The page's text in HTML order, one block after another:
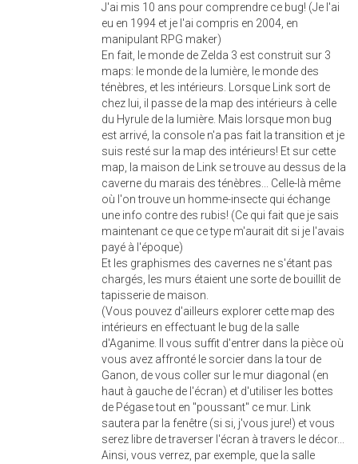
J'ai mis 10 ans pour comprendre ce bug! (Je l'ai
eu en 1994 et je l'ai compris en 2004, en
manipulant RPG maker)
En fait, le monde de Zelda 3 est construit sur 3
maps: le monde de la lumière, le monde des
ténèbres, et les intérieurs. Lorsque Link sort de
chez lui, il passe de la map des intérieurs à celle
du Hyrule de la lumière. Mais lorsque mon bug
est arrivé, la console n'a pas fait la transition et je
suis resté sur la map des intérieurs! Et sur cette
map, la maison de Link se trouve au dessus de la
caverne du marais des ténèbres... Celle-là même
où l'on trouve un homme-insecte qui échange
une info contre des rubis! (Ce qui fait que je sais
maintenant ce que ce type m'aurait dit si je l'avais
payé à l'époque)
Et les graphismes des cavernes ne s'étant pas
chargés, les murs étaient une sorte de bouillit de
tapisserie de maison.
(Vous pouvez d'ailleurs explorer cette map des
intérieurs en effectuant le bug de la salle
d'Aganime. Il vous suffit d'entrer dans la pièce où
vous avez affronté le sorcier dans la tour de
Ganon, de vous coller sur le mur diagonal (en
haut à gauche de l'écran) et d'utiliser les bottes
de Pégase tout en "poussant" ce mur. Link
sautera par la fenêtre (si si, j'vous jure!) et vous
serez libre de traverser l'écran à travers le décor...
Ainsi, vous verrez, par exemple, que la salle